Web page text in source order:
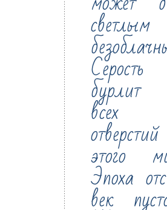
Серость
всех
отверстий
этого
Эпоха
век